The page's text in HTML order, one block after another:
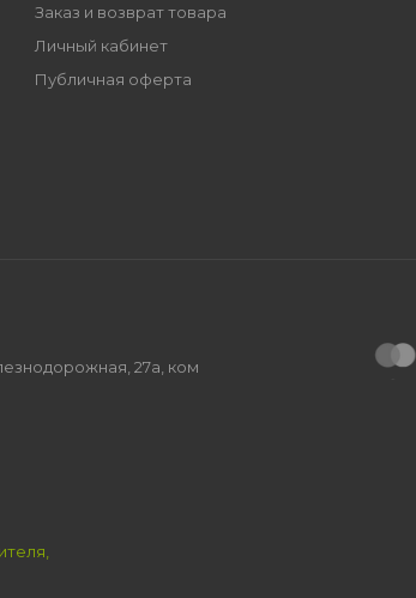
Заказ и возврат товара
Личный кабинет
Публичная оферта
27а, ком